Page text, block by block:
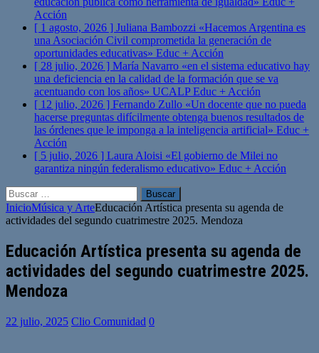
Acción
[ 1 agosto, 2026 ] Juliana Bambozzi «Hacemos Argentina es
una Asociación Civil comprometida la generación de
oportunidades educativas» Educ + Acción
[ 28 julio, 2026 ] María Navarro «en el sistema educativo hay
una deficiencia en la calidad de la formación que se va
acentuando con los años» UCALPEduc + Acción
[ 12 julio, 2026 ] Fernando Zullo «Un docente que no pueda
hacerse preguntas difícilmente obtenga buenos resultados de
las órdenes que le imponga a la inteligencia artificial» Educ +
Acción
[ 5 julio, 2026 ] Laura Aloisi «El gobierno de Milei no
garantiza ningún federalismo educativo» Educ + Acción
Buscar:
InicioMúsica y ArteEducación Artística presenta su agenda de
actividades del segundo cuatrimestre 2025. Mendoza
Educación Artística presenta su agenda de
actividades del segundo cuatrimestre 2025.
Mendoza
22 julio, 2025 Clio Comunidad 0